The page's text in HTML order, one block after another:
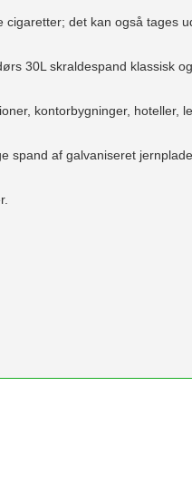
det kan også tages
30L skraldespand klassisk
kontorbygninger, hoteller,
spand af galvaniseret